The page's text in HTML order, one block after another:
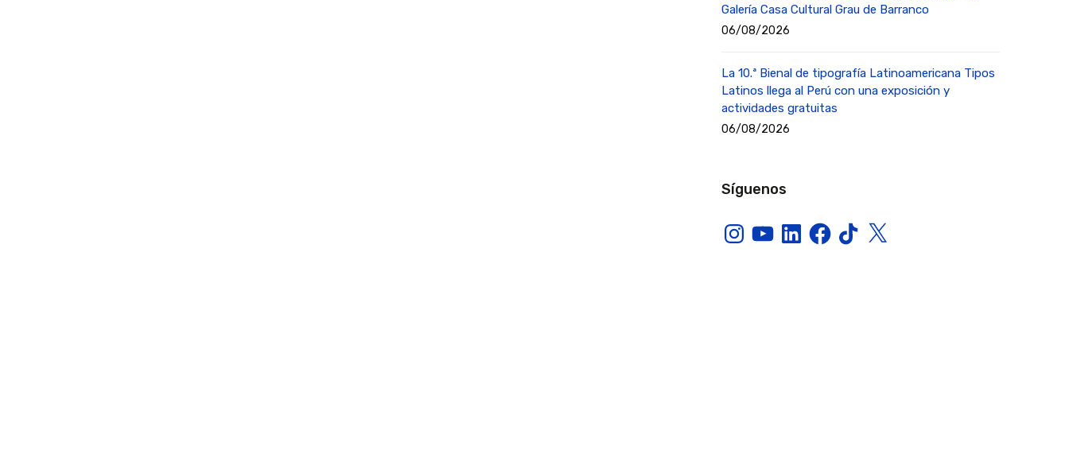
Galería Casa Cultural Grau de Barranco
06/08/2026
La 10.ª Bienal de tipografía Latinoamericana Tipos
Latinos llega al Perú con una exposición y
actividades gratuitas
06/08/2026
Síguenos
InstagramYouTubeLinkedInFacebook
TikTokX